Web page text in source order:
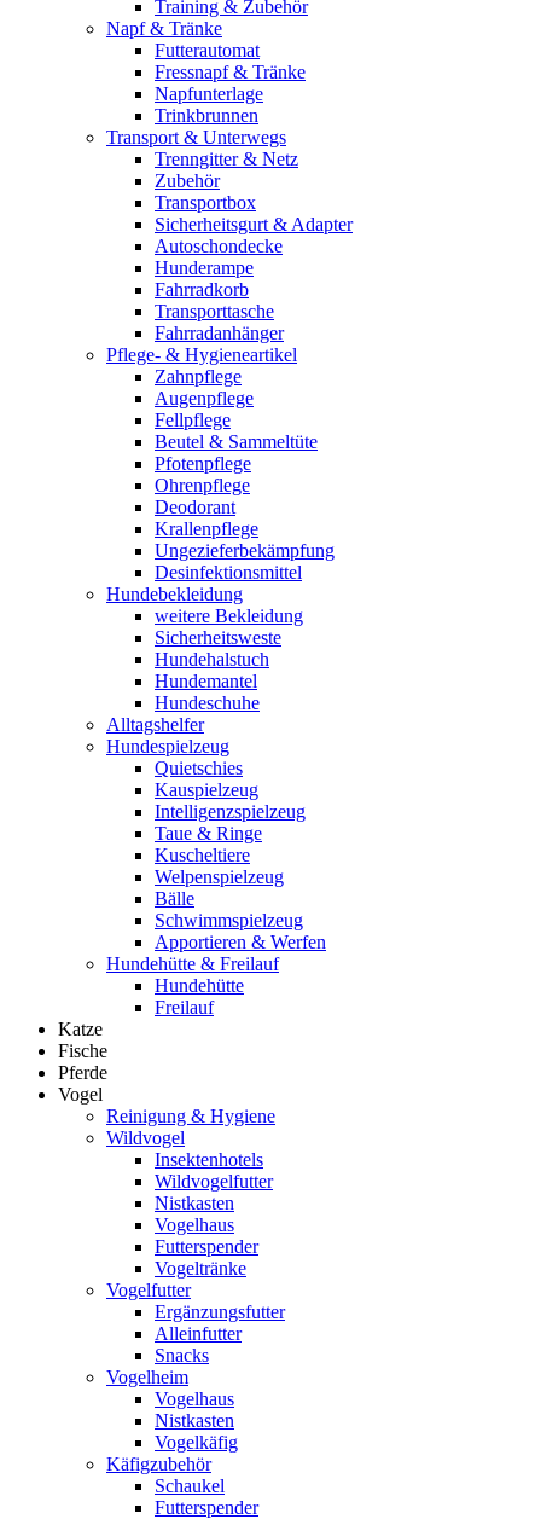
Training & Zubehör
Napf & Tränke
Futterautomat
Fressnapf & Tränke
Napfunterlage
Trinkbrunnen
Transport & Unterwegs
Trenngitter & Netz
Zubehör
Transportbox
Sicherheitsgurt & Adapter
Autoschondecke
Hunderampe
Fahrradkorb
Transporttasche
Fahrradanhänger
Pflege- & Hygieneartikel
Zahnpflege
Augenpflege
Fellpflege
Beutel & Sammeltüte
Pfotenpflege
Ohrenpflege
Deodorant
Krallenpflege
Ungezieferbekämpfung
Desinfektionsmittel
Hundebekleidung
weitere Bekleidung
Sicherheitsweste
Hundehalstuch
Hundemantel
Hundeschuhe
Alltagshelfer
Hundespielzeug
Quietschies
Kauspielzeug
Intelligenzspielzeug
Taue & Ringe
Kuscheltiere
Welpenspielzeug
Bälle
Schwimmspielzeug
Apportieren & Werfen
Hundehütte & Freilauf
Hundehütte
Freilauf
Katze
Fische
Pferde
Vogel
Reinigung & Hygiene
Wildvogel
Insektenhotels
Wildvogelfutter
Nistkasten
Vogelhaus
Futterspender
Vogeltränke
Vogelfutter
Ergänzungsfutter
Alleinfutter
Snacks
Vogelheim
Vogelhaus
Nistkasten
Vogelkäfig
Käfigzubehör
Schaukel
Futterspender